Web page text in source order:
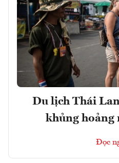
Du lịch Thái
khủng
Đọc